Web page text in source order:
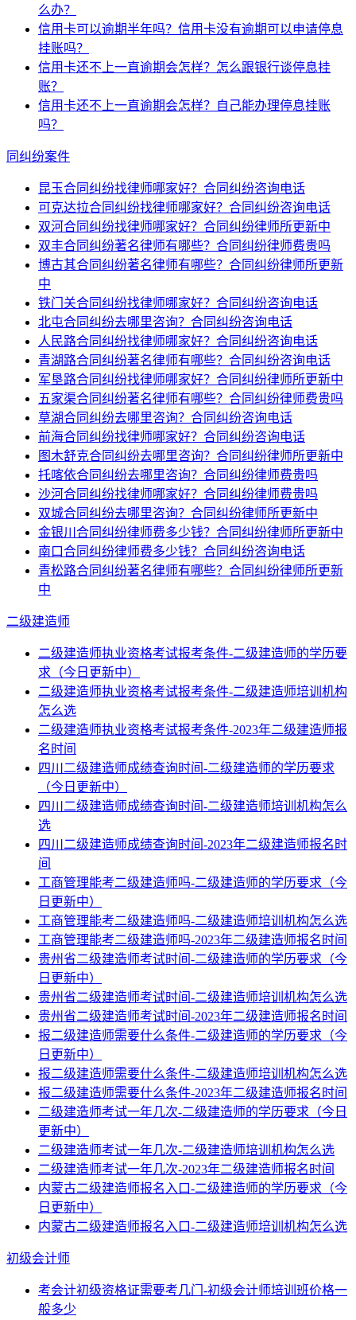
么办？
信用卡可以逾期半年吗？信用卡没有逾期可以申请停息
挂账吗？
信用卡还不上一直逾期会怎样？怎么跟银行谈停息挂
账？
信用卡还不上一直逾期会怎样？自己能办理停息挂账
吗？
同纠纷案件
昆玉合同纠纷找律师哪家好？合同纠纷咨询电话
可克达拉合同纠纷找律师哪家好？合同纠纷咨询电话
双河合同纠纷找律师哪家好？合同纠纷律师所更新中
双丰合同纠纷著名律师有哪些？合同纠纷律师费贵吗
博古其合同纠纷著名律师有哪些？合同纠纷律师所更新
中
铁门关合同纠纷找律师哪家好？合同纠纷咨询电话
北屯合同纠纷去哪里咨询？合同纠纷咨询电话
人民路合同纠纷找律师哪家好？合同纠纷咨询电话
青湖路合同纠纷著名律师有哪些？合同纠纷咨询电话
军垦路合同纠纷找律师哪家好？合同纠纷律师所更新中
五家渠合同纠纷著名律师有哪些？合同纠纷律师费贵吗
草湖合同纠纷去哪里咨询？合同纠纷咨询电话
前海合同纠纷找律师哪家好？合同纠纷咨询电话
图木舒克合同纠纷去哪里咨询？合同纠纷律师所更新中
托喀依合同纠纷去哪里咨询？合同纠纷律师费贵吗
沙河合同纠纷找律师哪家好？合同纠纷律师费贵吗
双城合同纠纷去哪里咨询？合同纠纷律师所更新中
金银川合同纠纷律师费多少钱？合同纠纷律师所更新中
南口合同纠纷律师费多少钱？合同纠纷咨询电话
青松路合同纠纷著名律师有哪些？合同纠纷律师所更新
中
二级建造师
二级建造师执业资格考试报考条件-二级建造师的学历要
求（今日更新中）
二级建造师执业资格考试报考条件-二级建造师培训机构
怎么选
二级建造师执业资格考试报考条件-2023年二级建造师报
名时间
四川二级建造师成绩查询时间-二级建造师的学历要求
（今日更新中）
四川二级建造师成绩查询时间-二级建造师培训机构怎么
选
四川二级建造师成绩查询时间-2023年二级建造师报名时
间
工商管理能考二级建造师吗-二级建造师的学历要求（今
日更新中）
工商管理能考二级建造师吗-二级建造师培训机构怎么选
工商管理能考二级建造师吗-2023年二级建造师报名时间
贵州省二级建造师考试时间-二级建造师的学历要求（今
日更新中）
贵州省二级建造师考试时间-二级建造师培训机构怎么选
贵州省二级建造师考试时间-2023年二级建造师报名时间
报二级建造师需要什么条件-二级建造师的学历要求（今
日更新中）
报二级建造师需要什么条件-二级建造师培训机构怎么选
报二级建造师需要什么条件-2023年二级建造师报名时间
二级建造师考试一年几次-二级建造师的学历要求（今日
更新中）
二级建造师考试一年几次-二级建造师培训机构怎么选
二级建造师考试一年几次-2023年二级建造师报名时间
内蒙古二级建造师报名入口-二级建造师的学历要求（今
日更新中）
内蒙古二级建造师报名入口-二级建造师培训机构怎么选
初级会计师
考会计初级资格证需要考几门-初级会计师培训班价格一
般多少